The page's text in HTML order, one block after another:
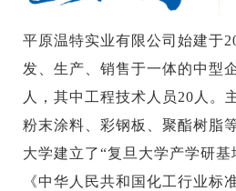
平原温特实业有限公司始建于
发、生产、销售于一体的中型
人，其中工程技术人员20人。
粉末涂料、彩钢板、聚酯树脂
大学建立了“复旦大学产学研
《中华人民共和国化工行业标